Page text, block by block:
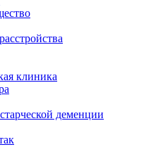
клиника
деменции